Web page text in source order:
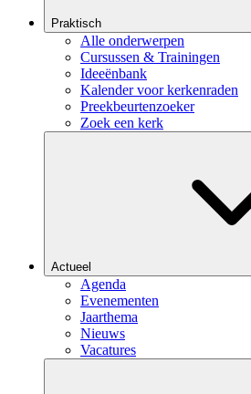
Praktisch
Alle onderwerpen
Cursussen & Trainingen
Ideeënbank
Kalender voor kerkenraden
Preekbeurtenzoeker
Zoek een kerk
Actueel
Agenda
Evenementen
Jaarthema
Nieuws
Vacatures